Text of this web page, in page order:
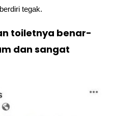
tegak.
toiletnya benar-
dan sangat